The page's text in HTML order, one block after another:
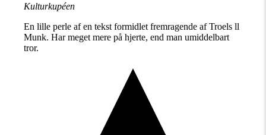
Kulturkupéen
En lille perle af en tekst formidlet fremragende af Troels ll
Munk. Har meget mere på hjerte, end man umiddelbart
tror.